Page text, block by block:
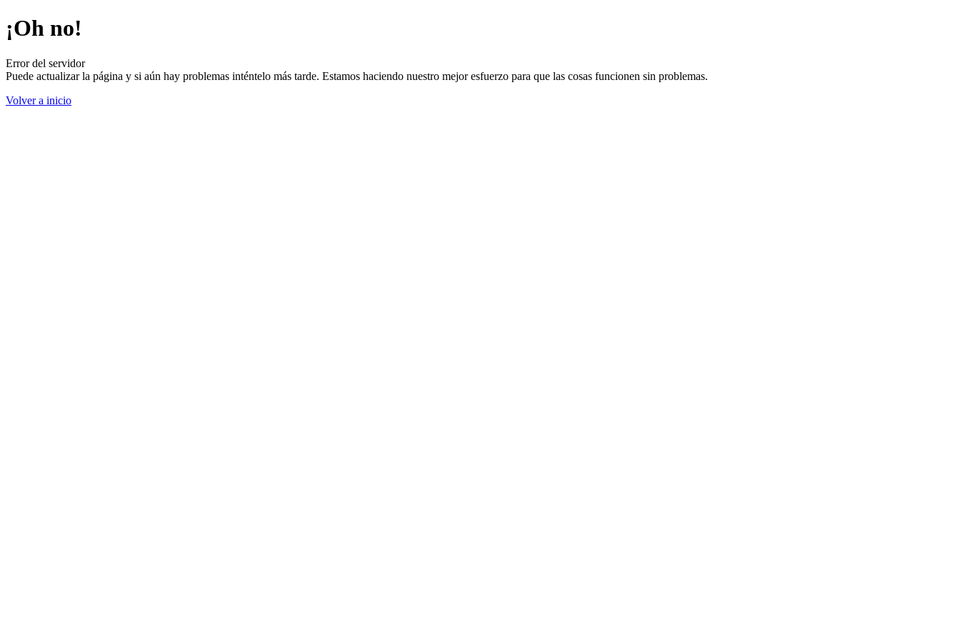
¡Oh no!
Error del servidor
Puede actualizar la página y si aún hay problemas inténtelo más tarde. Estamos haciendo nuestro mejor esfuerzo para que las cosas funcionen sin problemas.
Volver a inicio